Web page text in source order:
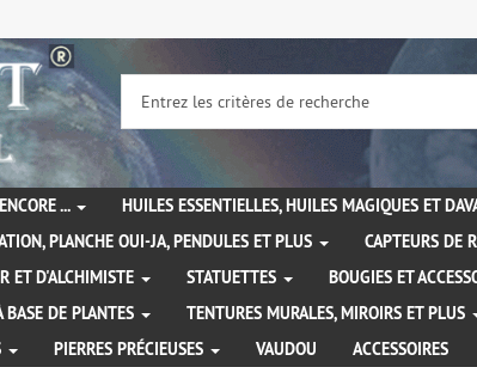
... HUILES ESSENTIELLES, HUILES MAGIQUES ET
PLANCHE OUI-JA, PENDULES ET PLUS
CAPTEURS DE
ET D'ALCHIMISTE STATUETTES
BOUGIES ET
BASE DE PLANTES TENTURES MURALES, MIROIRS ET PLUS
PIERRES PRÉCIEUSES VAUDOU ACCESSOIRES